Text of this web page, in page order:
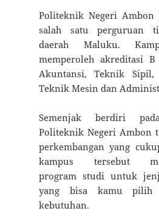
Politeknik Negeri Ambon
salah satu perguruan
daerah Maluku.
memperoleh akreditasi
Akuntansi, Teknik Sipil,
Teknik Mesin dan
Semenjak berdiri
Politeknik Negeri Ambon
perkembangan yang
kampus tersebut
program studi untuk
yang bisa kamu pilih
kebutuhan.